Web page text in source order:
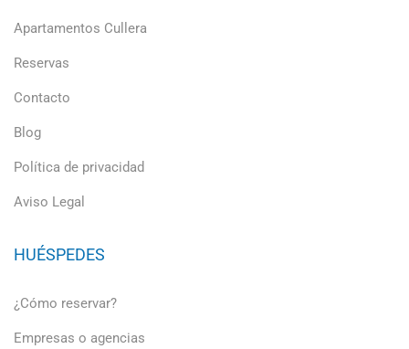
Apartamentos Cullera
Reservas
Contacto
Blog
Política de privacidad
Aviso Legal
HUÉSPEDES
¿Cómo reservar?
Empresas o agencias